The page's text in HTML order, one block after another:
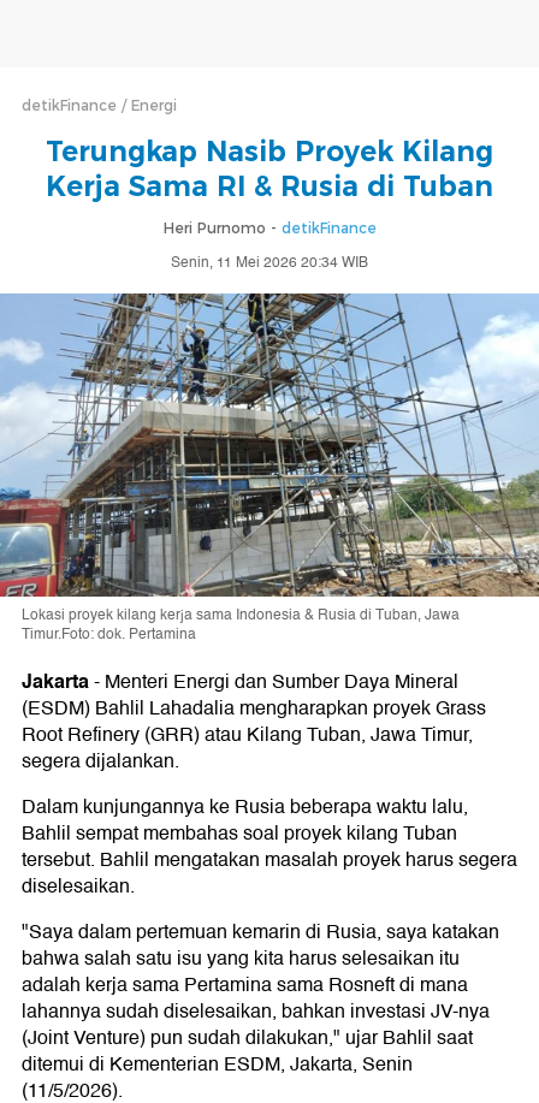
detikFinance Energi
Terungkap Nasib Proyek Kilang
Kerja Sama RI & Rusia di Tuban
Heri Purnomo - detikFinance
Senin, 11 Mei 2026 20:34 WIB
Lokasi proyek kilang kerja sama Indonesia & Rusia di Tuban, Jawa
Timur.Foto: dok. Pertamina
Jakarta-Menteri Energi dan Sumber Daya Mineral
(ESDM) Bahlil Lahadalia mengharapkan proyek Grass
Root Refinery (GRR) atau Kilang Tuban, Jawa Timur,
segera dijalankan.
Dalam kunjungannya ke Rusia beberapa waktu lalu,
Bahlil sempat membahas soal proyek kilang Tuban
tersebut. Bahlil mengatakan masalah proyek harus segera
diselesaikan.
"Saya dalam pertemuan kemarin di Rusia, saya katakan
bahwa salah satu isu yang kita harus selesaikan itu
adalah kerja sama Pertamina sama Rosneft di mana
lahannya sudah diselesaikan, bahkan investasi JV-nya
(Joint Venture) pun sudah dilakukan," ujar Bahlil saat
ditemui di Kementerian ESDM, Jakarta, Senin
(11/5/2026).